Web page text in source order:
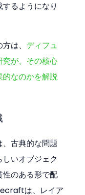
るようになり
は、 ディフュ
が、その核心
なのかを解説
古典的な問題
いオブジェク
性のある形で配
は、レイア